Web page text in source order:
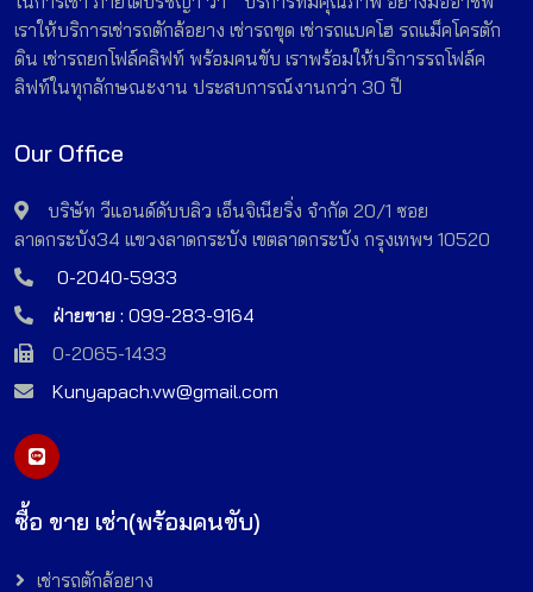
เราให้บริการเช่ารถตักล้อยาง เช่ารถขุด เช่ารถแบคโฮ รถแม็คโครตัก
ดิน เช่ารถยกโฟล์คลิฟท์ พร้อมคนขับ เราพร้อมให้บริการรถโฟล์ค
ลิฟท์ในทุกลักษณะงาน ประสบการณ์งานกว่า 30 ปี
Our Office
บริษัท วีแอนด์ดับบลิว เอ็นจิเนียริ่ง จำกัด 20/1 ซอย
ลาดกระบัง34 แขวงลาดกระบัง เขตลาดกระบัง กรุงเทพฯ 10520
0-2040-5933
ฝ่ายขาย : 099-283-9164
0-2065-1433
Kunyapach.vw@gmail.com
ซื้อ ขาย เช่า(พร้อมคนขับ)
เช่ารถตักล้อยาง